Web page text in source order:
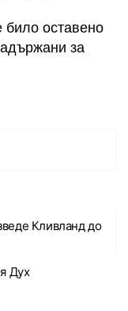
оставено
за
Кливланд до
Дух